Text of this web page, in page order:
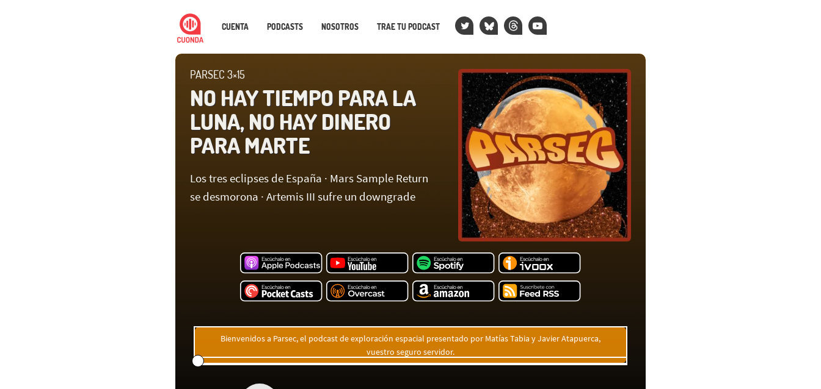
CUENTA PODCASTS NOSOTROS TRAE TU PODCAST
PARSEC 3×15
NO HAY TIEMPO PARA LA
LUNA, NO HAY DINERO
PARA MARTE
Los tres eclipses de España · Mars Sample Return
se desmorona · Artemis III sufre un downgrade
Bienvenidos a Parsec, el podcast de exploración espacial presentado por Matías Tabia y Javier Atapuerca,
vuestro seguro servidor.